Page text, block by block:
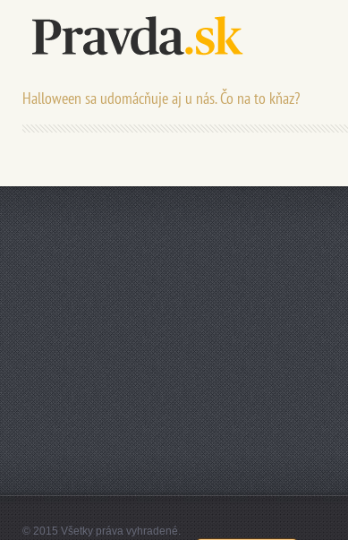
Halloween sa udomácňuje aj u nás. Čo na to kňaz?
© 2015 Všetky práva vyhradené.